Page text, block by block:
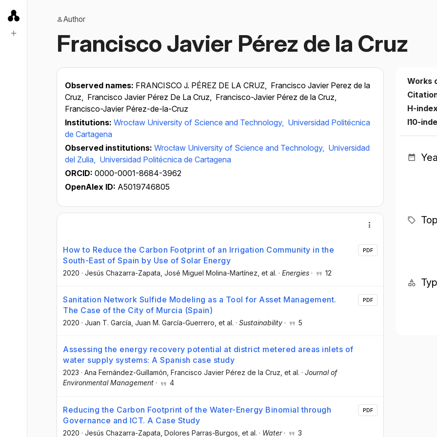
Author
Francisco Javier Pérez de la Cruz
Observed names: FRANCISCO J. PÉREZ DE LA CRUZ, Francisco Javier Perez de la
Cruz, Francisco Javier Pérez De La Cruz, Francisco-Javier Pérez de la Cruz,
Francisco-Javier Pérez-de-la-Cruz
Institutions: Wrocław University of Science and Technology, Universidad Politécnica
de Cartagena
Observed institutions: Wrocław University of Science and Technology, Universidad
del Zulia, Universidad Politécnica de Cartagena
ORCID: 0000-0001-8684-3962
OpenAlex ID: A5019746805
How to Reduce the Carbon Footprint of an Irrigation Community in the
South-East of Spain by Use of Solar Energy
2020 · Jesús Chazarra-Zapata , José Miguel Molina-Martínez , et al. · Energies · 12
PDF
Sanitation Network Sulfide Modeling as a Tool for Asset Management.
The Case of the City of Murcia (Spain)
2020 · Juan T. García , Juan M. García-Guerrero , et al. · Sustainability · 5
PDF
Assessing the energy recovery potential at district metered areas inlets of
water supply systems: A Spanish case study
2023 · Ana Fernández-Guillamón , Francisco Javier Pérez de la Cruz , et al. · Journal of
Environmental Management · 4
Reducing the Carbon Footprint of the Water-Energy Binomial through
Governance and ICT. A Case Study
2020 · Jesús Chazarra-Zapata , Dolores Parras-Burgos , et al. · Water· 3
PDF
Works
H-
I10-